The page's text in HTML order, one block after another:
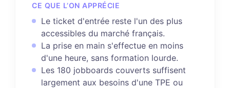
CE QUE L’ON APPRÉCIE
Le ticket d'entrée reste l'un des plus
accessibles du marché français.
La prise en main s'effectue en moins
d'une heure, sans formation lourde.
Les 180 jobboards couverts suffisent
largement aux besoins d'une TPE ou